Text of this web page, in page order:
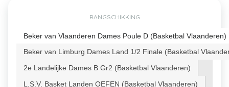
RANGSCHIKKING
Beker van Vlaanderen Dames Poule D (Basketbal Vlaanderen)
Beker van Limburg Dames Land 1/2 Finale (Basketbal
2e Landelijke Dames B Gr2 (Basketbal Vlaanderen)
L.S.V. Basket Landen OEFEN (Basketbal Vlaanderen)